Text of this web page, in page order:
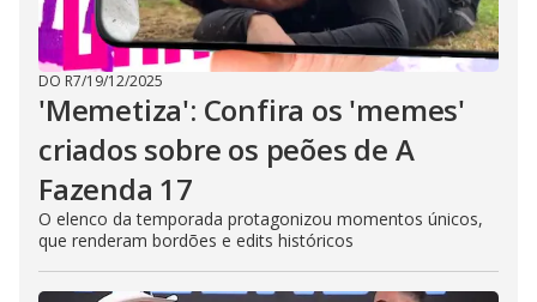
DO R7/19/12/2025
'Memetiza': Confira os 'memes'
criados sobre os peões de A
Fazenda 17
O elenco da temporada protagonizou momentos únicos,
que renderam bordões e edits históricos